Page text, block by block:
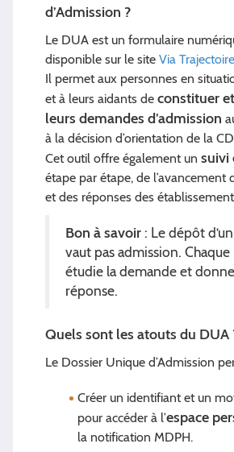
d’Admission ?
Le DUA est un formulaire
disponible sur le site Via
Il permet aux personnes en
et à leurs aidants de constituer
leurs demandes d’admission
à la décision d’orientation de la
Cet outil offre également un suivi
étape par étape, de l’avancement
et des réponses des
Bon à savoir: Le dépôt
vaut pas admission. Chaque
étudie la demande et
réponse.
Quels sont les atouts du DUA
Le Dossier Unique d’Admission
Créer un identifiant et un
pour accéder à l’espace
la notification MDPH.